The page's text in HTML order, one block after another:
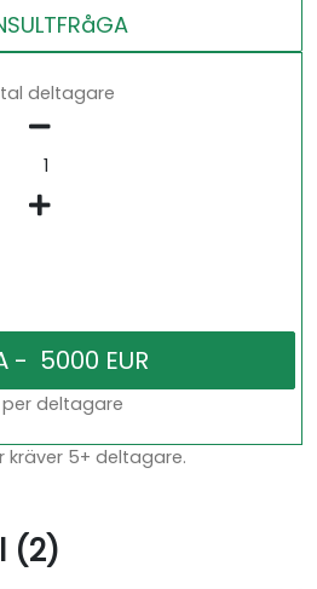
deltagare
per deltagare
kräver 5+ deltagare.
(2)